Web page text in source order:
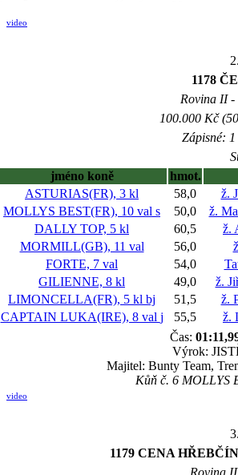
video
1178
Rovina II -
100.000 Kč
Zápisné:
jméno koně
hmot.
ASTURIAS(FR), 3 kl 58,0
ž.
MOLLYS BEST(FR), 10 val s 50,0
ž.
DALLY TOP, 5 kl 60,5
ž.
MORMILL(GB), 11 val 56,0
FORTE, 7 val 54,0
GILIENNE, 8 kl 49,0
ž.
LIMONCELLA(FR), 5 kl bj 51,5
ž.
CAPTAIN LUKA(IRE), 8 val j 55,5
ž.
Čas:
Výrok:
Majitel: Bunty Team,
Kůň č. 6 MOLLYS
video
1179 CENA
Rovina